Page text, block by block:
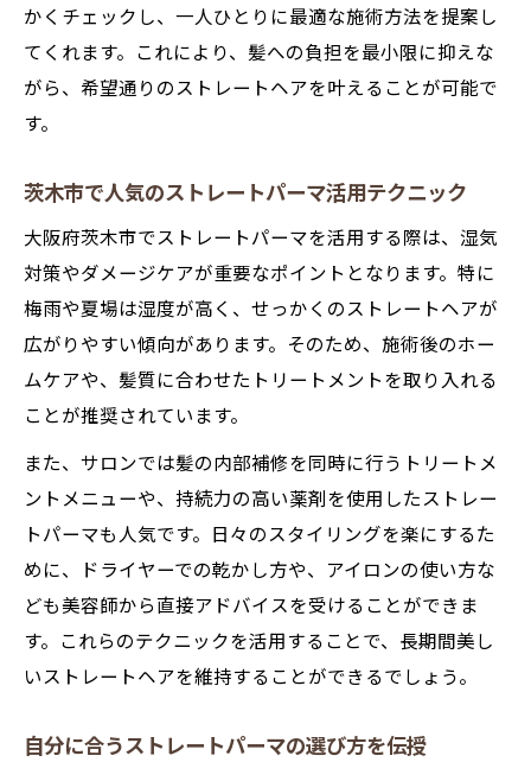
かくチェックし、一人ひとりに最適な施術方法を提案し
てくれます。これにより、髪への負担を最小限に抑えな
がら、希望通りのストレートヘアを叶えることが可能で
す。
茨木市で人気のストレートパーマ活用テクニック
大阪府茨木市でストレートパーマを活用する際は、湿気
対策やダメージケアが重要なポイントとなります。特に
梅雨や夏場は湿度が高く、せっかくのストレートヘアが
広がりやすい傾向があります。そのため、施術後のホー
ムケアや、髪質に合わせたトリートメントを取り入れる
ことが推奨されています。
また、サロンでは髪の内部補修を同時に行うトリートメ
ントメニューや、持続力の高い薬剤を使用したストレー
トパーマも人気です。日々のスタイリングを楽にするた
めに、ドライヤーでの乾かし方や、アイロンの使い方な
ども美容師から直接アドバイスを受けることができま
す。これらのテクニックを活用することで、長期間美し
いストレートヘアを維持することができるでしょう。
自分に合うストレートパーマの選び方を伝授